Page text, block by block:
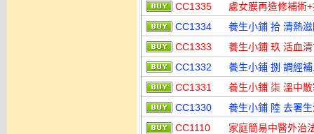
CC1335
處女膜再造修補術
CC1334
養生小鋪 拾 清熱
CC1333
養生小鋪 玖 活血
CC1332
養生小鋪 捌 調經
CC1331
養生小鋪 柒 溫中
CC1330
養生小鋪 陸 去署
CC1110
家庭簡易中醫外治